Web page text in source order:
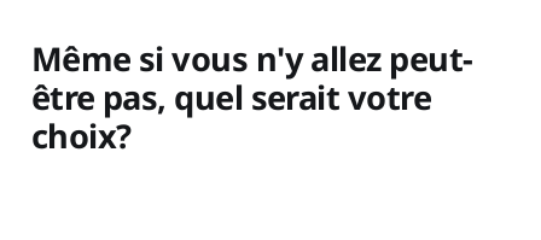
Même si vous n'y allez peut-
être pas, quel serait votre
choix?